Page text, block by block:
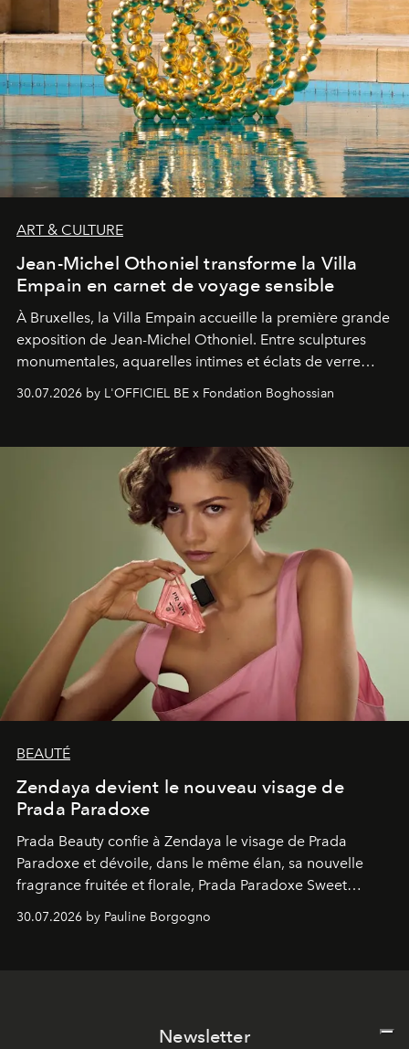
ART & CULTURE
Jean-Michel Othoniel transforme la Villa
Empain en carnet de voyage sensible
À Bruxelles, la Villa Empain accueille la première grande
exposition de Jean-Michel Othoniel. Entre sculptures
monumentales, aquarelles intimes et éclats de verre
soufflé, l’artiste français compose un itinéraire
émotionnel où chaque œuvre devient le souvenir
émerveillement.
30.07.2026 by L'OFFICIEL BE x Fondation Boghossian
BEAUTÉ
Zendaya devient le nouveau visage de
Prada Paradoxe
Prada Beauty confie à Zendaya le visage de Prada
Paradoxe et dévoile, dans le même élan, sa nouvelle
fragrance fruitée et florale, Prada Paradoxe Sweet
Chemistry Eau de Parfum.
30.07.2026 by Pauline Borgogno
Newsletter